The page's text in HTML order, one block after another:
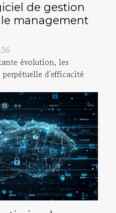
de gestion
management
évolution, les
d'efficacité